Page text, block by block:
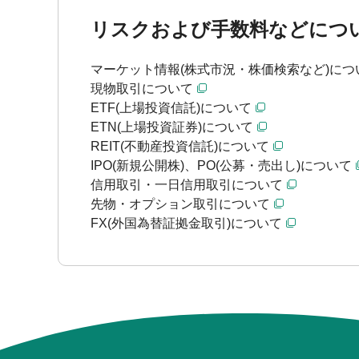
リスクおよび手数料などにつ
マーケット情報(株式市況・株価検索など)につ
現物取引について
ETF(上場投資信託)について
ETN(上場投資証券)について
REIT(不動産投資信託)について
IPO(新規公開株)、PO(公募・売出し)について
信用取引・一日信用取引について
先物・オプション取引について
FX(外国為替証拠金取引)について